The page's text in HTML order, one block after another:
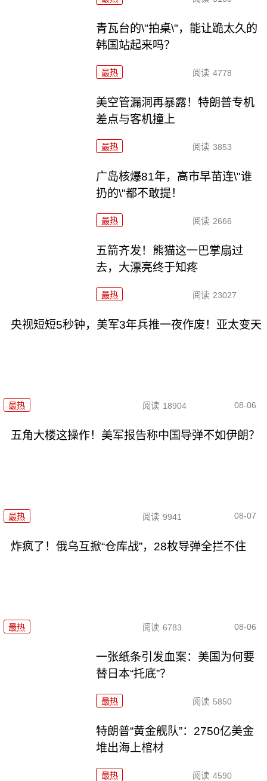
青瓦台的\"拍桌\"，能让跪太久的
韩国站起来吗？
最热 阅读 4778
美空管漏洞再暴露！特朗普专机
差点与客机撞上
最热 阅读 3853
广岛核爆81年，高市早苗连\"谁
扔的\"都不敢提！
最热 阅读 2666
五箭齐发！熊猫这一巴掌扇过
去，大漂亮终于知疼
最热 阅读 23027
央视短短5秒钟，美军3年兵推一夜作废！亚太变天
最热 阅读 18904 08-06
五角大楼这操作！美军报告称中国导弹不如伊朗？
最热 阅读 9941 08-07
炸疯了！俄乌互掀“仓库战”，28枚导弹全拦不住
最热 阅读 6783 08-06
一张纸条引发血案：美国为何要
替日本“托底”？
最热 阅读 5850
特朗普“黄金舰队”：2750亿美金
堆出海上棺材
最热 阅读 4590